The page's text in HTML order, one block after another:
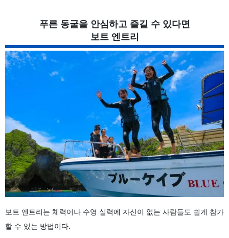
푸른 동굴을 안심하고 즐길 수 있다면
보트 엔트리
보트 엔트리는 체력이나 수영 실력에 자신이 없는 사람들도 쉽게 참가
할 수 있는 방법이다.